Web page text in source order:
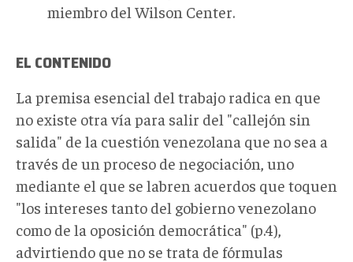
miembro del Wilson Center.
EL CONTENIDO
La premisa esencial del trabajo radica en que
no existe otra vía para salir del "callejón sin
salida" de la cuestión venezolana que no sea a
través de un proceso de negociación, uno
mediante el que se labren acuerdos que toquen
"los intereses tanto del gobierno venezolano
como de la oposición democrática" (p.4),
advirtiendo que no se trata de fórmulas